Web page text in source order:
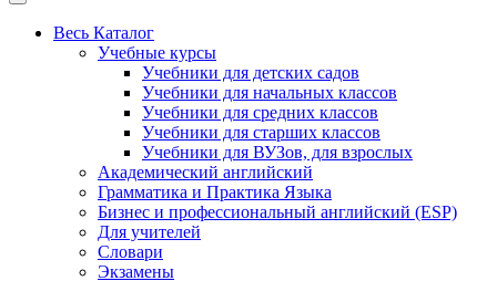
Весь Каталог
Учебные курсы
Учебники для детских садов
Учебники для начальных классов
Учебники для средних классов
Учебники для старших классов
Учебники для ВУЗов, для взрослых
Академический английский
Грамматика и Практика Языка
Бизнес и профессиональный английский (ESP)
Для учителей
Словари
Экзамены